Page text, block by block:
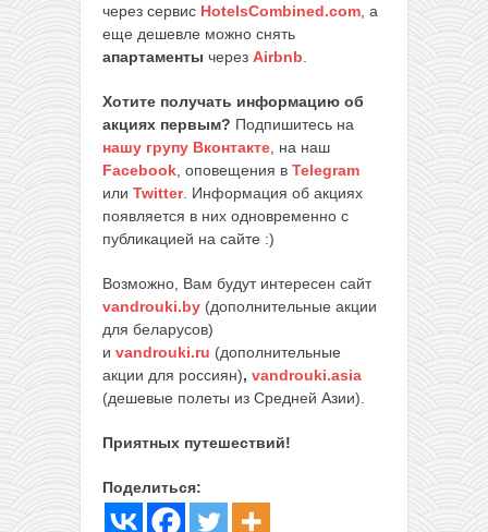
через сервис HotelsCombined.com , а
еще дешевле можно снять
апартаменты через Airbnb
Хотите получать информацию об
акциях первым? Подпишитесь на
нашу групу Вконтакте , на наш
Facebook , оповещения в Telegram
или Twitter. Информация об акциях
появляется в них одновременно с
публикацией на сайте :)
Возможно, Вам будут интересен сайт
vandrouki.by (дополнительные акции
для беларусов)
и vandrouki.ru (дополнительные
акции для россиян), vandrouki.asia
(дешевые полеты из Средней Азии).
Приятных путешествий!
Поделиться: